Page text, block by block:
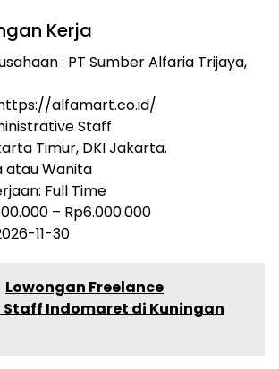
Kerja
: PT Sumber Alfaria Trijaya,
alfamart.co.id/
Staff
Timur, DKI Jakarta.
atau Wanita
Full Time
– Rp6.000.000
11-30
Lowongan Freelance
Indomaret di Kuningan